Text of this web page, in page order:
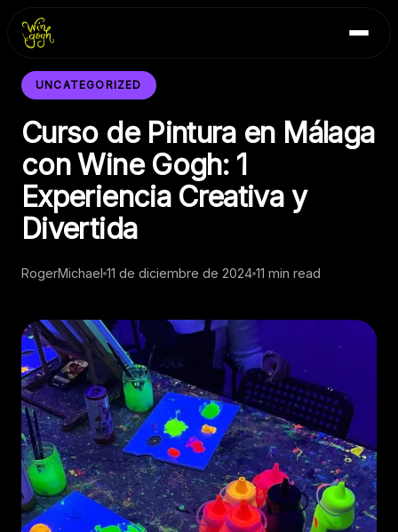
Inicio
Blog
Contacto
UNCATEGORIZED
Curso de Pintura en Málaga
con Wine Gogh: 1
Experiencia Creativa y
Divertida
RogerMichael 11 de diciembre de 2024 11 min read